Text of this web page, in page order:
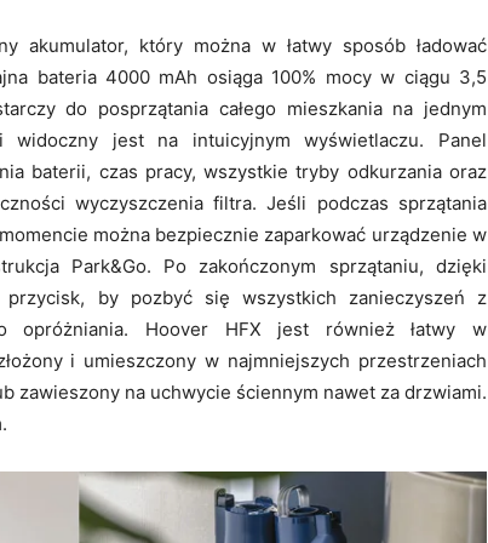
akumulator, który można w łatwy sposób ładować
bateria 4000 mAh osiąga 100% mocy w ciągu 3,5
do posprzątania całego mieszkania na jednym
widoczny jest na intuicyjnym wyświetlaczu. Panel
baterii, czas pracy, wszystkie tryby odkurzania oraz
wyczyszczenia filtra. Jeśli podczas sprzątania
można bezpiecznie zaparkować urządzenie w
Park&Go. Po zakończonym sprzątaniu, dzięki
by pozbyć się wszystkich zanieczyszeń z
opróżniania. Hoover HFX jest również łatwy w
i umieszczony w najmniejszych przestrzeniach
zawieszony na uchwycie ściennym nawet za drzwiami.